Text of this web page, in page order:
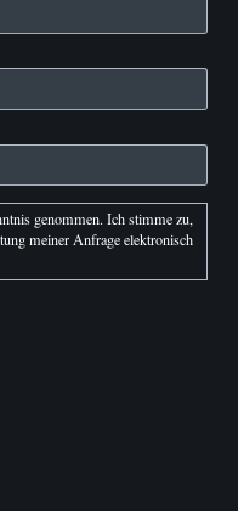
genommen. Ich stimme zu,
meiner Anfrage elektronisch